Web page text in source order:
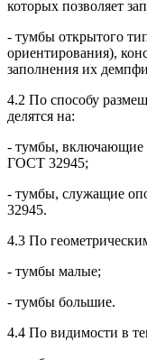
которых позволяет
- тумбы открытого
ориентирования),
заполнения их
4.2 По способу
делятся на:
- тумбы, включающие
ГОСТ 32945;
- тумбы, служащие
32945.
4.3 По
- тумбы малые;
- тумбы большие.
4.4 По видимости в